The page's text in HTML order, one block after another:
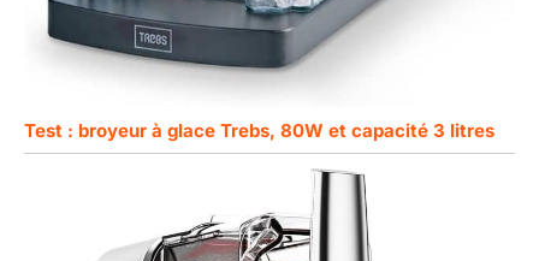
Test : broyeur à glace Trebs, 80W et capacité 3 litres